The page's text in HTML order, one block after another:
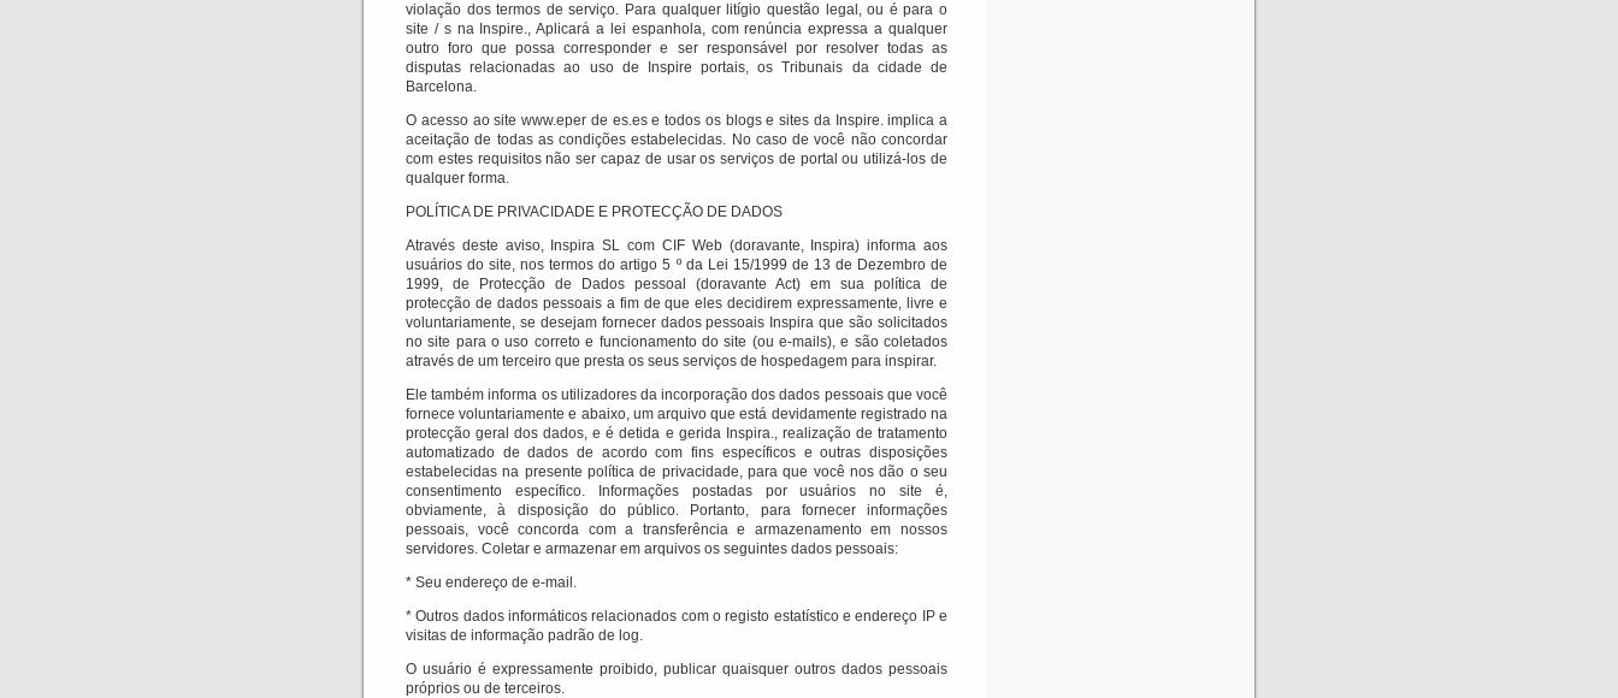
violação dos termos de serviço. Para qualquer litígio questão legal, ou é para o
site / s na Inspire., Aplicará a lei espanhola, com renúncia expressa a qualquer
outro foro que possa corresponder e ser responsável por resolver todas as
disputas relacionadas ao uso de Inspire portais, os Tribunais da cidade de
Barcelona.
O acesso ao site www.eper de es.es e todos os blogs e sites da Inspire. implica a
aceitação de todas as condições estabelecidas. No caso de você não concordar
com estes requisitos não ser capaz de usar os serviços de portal ou utilizá-los de
qualquer forma.
POLÍTICA DE PRIVACIDADE E PROTECÇÃO DE DADOS
Através deste aviso, Inspira SL com CIF Web (doravante, Inspira) informa aos
usuários do site, nos termos do artigo 5 º da Lei 15/1999 de 13 de Dezembro de
1999, de Protecção de Dados pessoal (doravante Act) em sua política de
protecção de dados pessoais a fim de que eles decidirem expressamente, livre e
voluntariamente, se desejam fornecer dados pessoais Inspira que são solicitados
no site para o uso correto e funcionamento do site (ou e-mails), e são coletados
através de um terceiro que presta os seus serviços de hospedagem para inspirar.
Ele também informa os utilizadores da incorporação dos dados pessoais que você
fornece voluntariamente e abaixo, um arquivo que está devidamente registrado na
protecção geral dos dados, e é detida e gerida Inspira., realização de tratamento
automatizado de dados de acordo com fins específicos e outras disposições
estabelecidas na presente política de privacidade, para que você nos dão o seu
consentimento específico.
Informações postadas por usuários no site é,
obviamente, à disposição do público.
Portanto, para fornecer informações
pessoais, você concorda com a transferência e armazenamento em nossos
servidores. Coletar e armazenar em arquivos os seguintes dados pessoais:
* Seu endereço de e-mail.
* Outros dados informáticos relacionados com o registo estatístico e endereço IP e
visitas de informação padrão de log.
O usuário é expressamente proibido, publicar quaisquer outros dados pessoais
próprios ou de terceiros.